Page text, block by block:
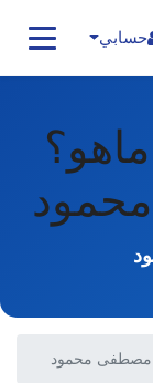
حسابي
مصطفى محمود